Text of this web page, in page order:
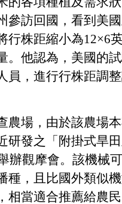
參訪回國，看到美
行株距縮小為12×6
。他認為，美國的
員，進行行株距調
農場，由於該農場
研發之「附掛式旱
辦觀摩會。該機械
種，且比國外類似
相當適合推薦給農